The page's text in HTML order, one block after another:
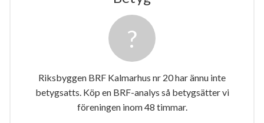
Riksbyggen BRF Kalmarhus nr 20 har ännu inte
betygsatts. Köp en BRF-analys så betygsätter vi
föreningen inom 48 timmar.